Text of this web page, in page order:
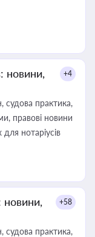
новини,
+4
судова практика,
правові новини
нотаріусів
новини,
+58
судова практика,